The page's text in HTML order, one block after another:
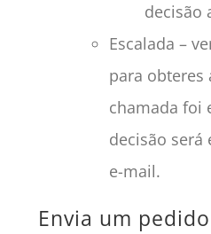
decisão
Escalada –
para obteres
chamada foi
decisão será
e-mail.
Envia um